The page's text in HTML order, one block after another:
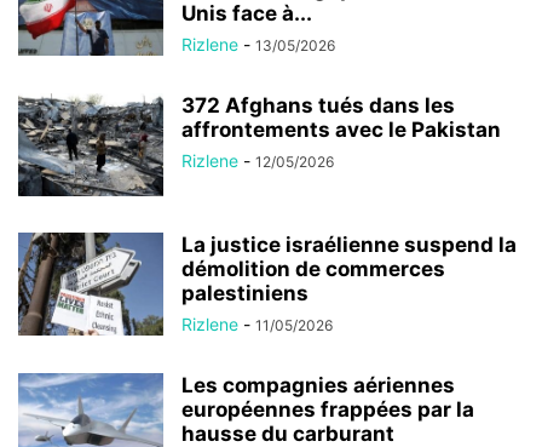
Unis face à...
Rizlene - 13/05/2026
372 Afghans tués dans les
affrontements avec le Pakistan
Rizlene - 12/05/2026
La justice israélienne suspend la
démolition de commerces
palestiniens
Rizlene - 11/05/2026
Les compagnies aériennes
européennes frappées par la
hausse du carburant